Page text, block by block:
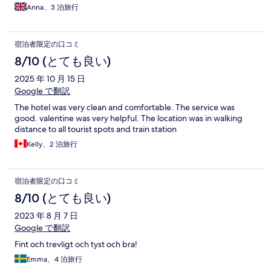
Anna、3 泊旅行
宿泊者限定の口コミ
8/10 (とても良い)
2025 年 10 月 15 日
Google で翻訳
The hotel was very clean and comfortable. The service was
good. valentine was very helpful. The location was in walking
distance to all tourist spots and train station
Kelly、2 泊旅行
宿泊者限定の口コミ
8/10 (とても良い)
2023 年 8 月 7 日
Google で翻訳
Fint och trevligt och tyst och bra!
Emma、4 泊旅行